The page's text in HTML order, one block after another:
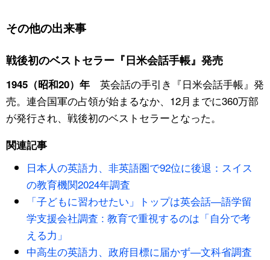
その他の出来事
戦後初のベストセラー『日米会話手帳』発売
1945（昭和20）年英会話の手引き『日米会話手帳』発
売。連合国軍の占領が始まるなか、12月までに360万部
が発行され、戦後初のベストセラーとなった。
関連記事
日本人の英語力、非英語圏で92位に後退：スイス
の教育機関2024年調査
「子どもに習わせたい」トップは英会話―語学留
学支援会社調査 : 教育で重視するのは「自分で考
える力」
中高生の英語力、政府目標に届かず―文科省調査